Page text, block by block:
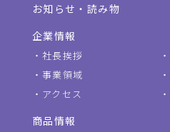
お知らせ・読み物
企業情報
社長挨拶
事業領域
アクセス
商品情報